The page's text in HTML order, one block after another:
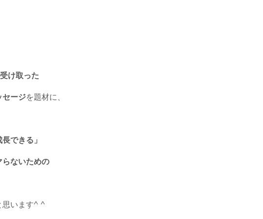
け取った
セージを題材に、
できる」
らないための
思います^ ^